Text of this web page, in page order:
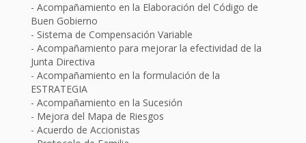
Acompañamiento en la Elaboración del Código de
Buen Gobierno
Sistema de Compensación Variable
Acompañamiento para mejorar la efectividad de la
Junta Directiva
Acompañamiento en la formulación de la
ESTRATEGIA
Acompañamiento en la Sucesión
Mejora del Mapa de Riesgos
Acuerdo de Accionistas